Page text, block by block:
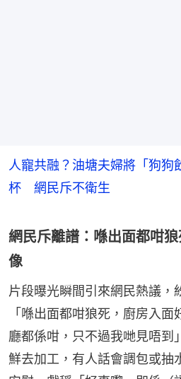
人寵共融？油塘夫婦將「狗狗
杯 網民斥不衛生
網民斥離譜：喺出面都咁
像
片段曝光瞬間引來網民熱議，
「喺出面都咁狼死，廚房入
廳都係咁，只不過我哋見唔到
鮮去加工，有人話會調包或抽